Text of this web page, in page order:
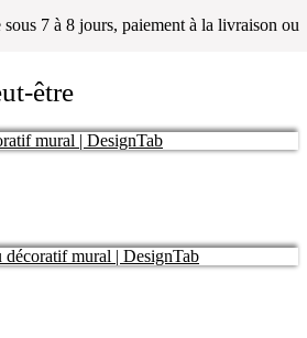
7 à 8 jours, paiement à la livraison ou
être